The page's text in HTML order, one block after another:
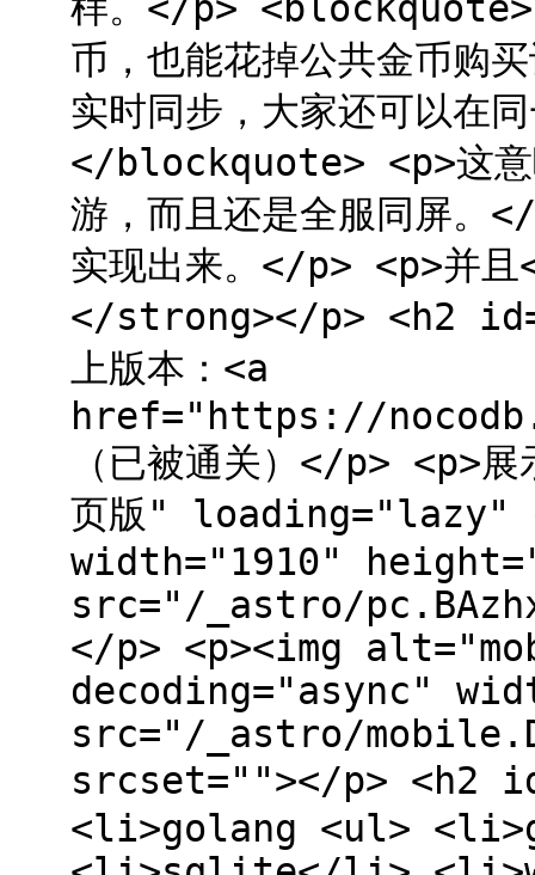
币，也能花掉公共金币购
实时同步，大家还可以在
</blockquote> <p>这意
游，而且还是全服同屏。
实现出来。</p> <p>并
</strong></p> <h2
上版本：<a
href="https://
（已被通关）</p> <p>
页版" loading="lazy"
width="1910"
src="/_astro/
</p> <p><img
decoding="async"
src="/_astro/
srcset=""></p> <h2
<li>golang <ul>